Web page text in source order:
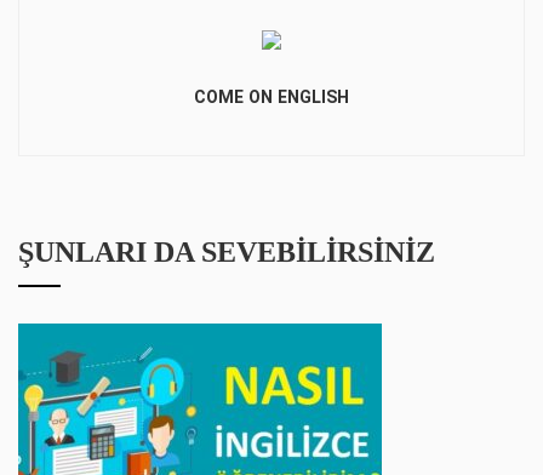
COME ON ENGLISH
ŞUNLARI DA SEVEBILIRSINIZ